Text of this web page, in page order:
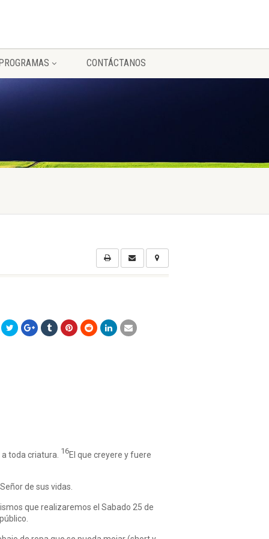
CONTÁCTANOS
toda criatura. 16El que creyere y fuere
de sus vidas.
que realizaremos el Sabado 25 de